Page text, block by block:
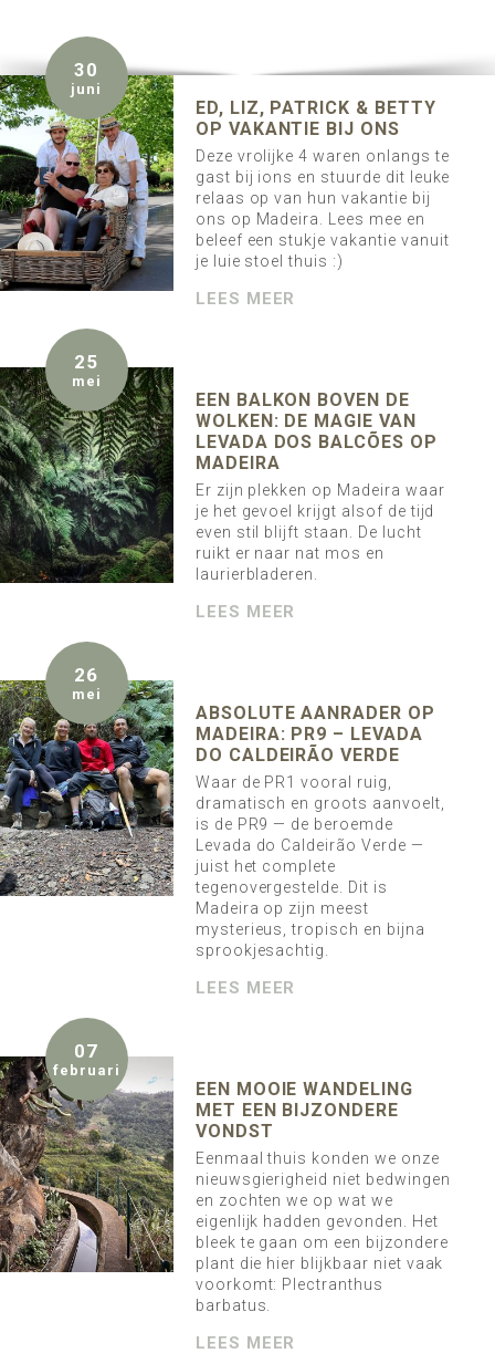
30
juni
ED, LIZ, PATRICK & BETTY
OP VAKANTIE BIJ ONS
Deze vrolijke 4 waren onlangs te
gast bij ions en stuurde dit leuke
relaas op van hun vakantie bij
ons op Madeira. Lees mee en
beleef een stukje vakantie vanuit
je luie stoel thuis :)
LEES MEER
25
mei
EEN BALKON BOVEN DE
WOLKEN: DE MAGIE VAN
LEVADA DOS BALCÕES OP
MADEIRA
Er zijn plekken op Madeira waar
je het gevoel krijgt alsof de tijd
even stil blijft staan. De lucht
ruikt er naar nat mos en
laurierbladeren.
LEES MEER
26
mei
ABSOLUTE AANRADER OP
MADEIRA: PR9 – LEVADA
DO CALDEIRÃO VERDE
Waar de PR1 vooral ruig,
dramatisch en groots aanvoelt,
is de PR9 — de beroemde
Levada do Caldeirão Verde —
juist het complete
tegenovergestelde. Dit is
Madeira op zijn meest
mysterieus, tropisch en bijna
sprookjesachtig.
LEES MEER
07
februari
EEN MOOIE WANDELING
MET EEN BIJZONDERE
VONDST
Eenmaal thuis konden we onze
nieuwsgierigheid niet bedwingen
en zochten we op wat we
eigenlijk hadden gevonden. Het
bleek te gaan om een bijzondere
plant die hier blijkbaar niet vaak
voorkomt: Plectranthus
barbatus.
LEES MEER